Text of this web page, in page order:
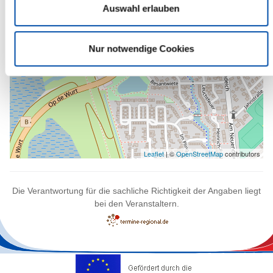
Auswahl erlauben
Nur notwendige Cookies
Leaflet| ©OpenStreetMapcontributors
Die Verantwortung für die sachliche Richtigkeit der Angaben liegt
bei den Veranstaltern.